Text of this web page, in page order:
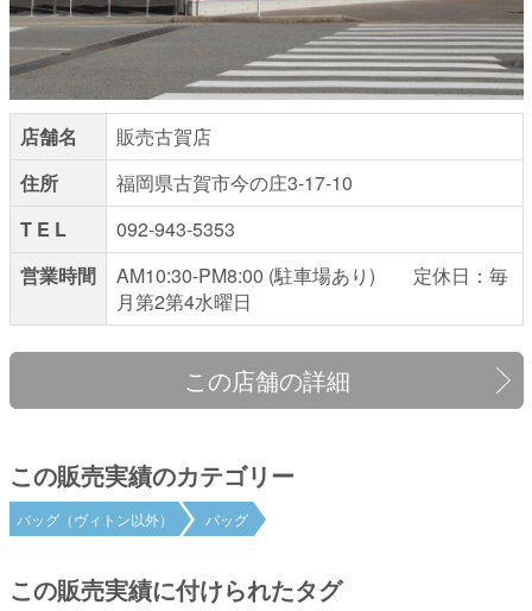
店舗名
販売古賀店
住所
福岡県古賀市今の庄3-17-10
T E L
092-943-5353
営業時間
AM10:30-PM8:00 (駐車場あり) 定休日：毎
月第2第4水曜日
この店舗の詳細
この販売実績のカテゴリー
バッグ（ヴィトン以外） バッグ
この販売実績に付けられたタグ